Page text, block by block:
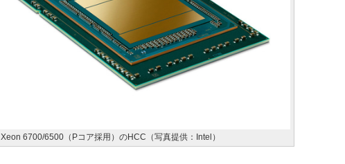
Xeon 6700/6500（Pコア採用）のHCC（写真提供：Intel）